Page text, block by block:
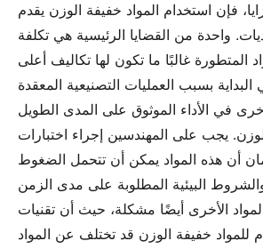
فإن استخدام المواد خفيفة الوزن يقدم
واحدة من القضايا الرئيسية هي تكلفة
المتطورة غالبًا ما تكون لها تكاليف أعلى
في الأداء الموثوق على المدى الطويل
يجب على المهندسين إجراء اختبارات
أن هذه المواد يمكن أن تتحمل الضغوط
المواد الأخرى أيضًا مشكلة، حيث أن تقنيات
للمواد خفيفة الوزن قد تختلف عن المواد